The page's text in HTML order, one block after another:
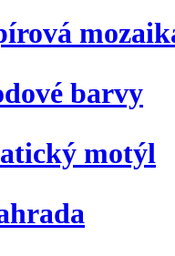
barvy
motýl